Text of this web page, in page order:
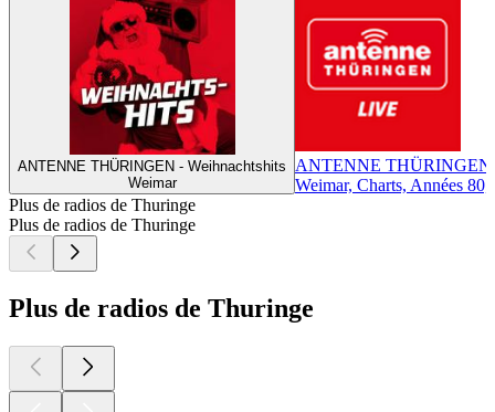
ANTENNE THÜRINGEN - Weihnachtshits
Weimar
ANTENNE THÜRINGEN
Weimar, Charts, Années
Plus de radios de Thuringe
Plus de radios de Thuringe
Plus de radios de Thuringe